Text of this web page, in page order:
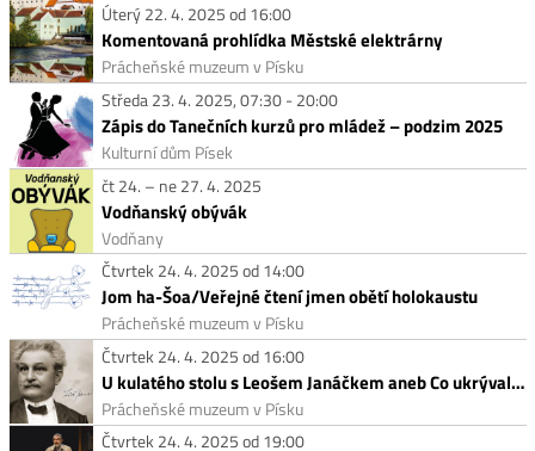
Úterý 22. 4. 2025 od 16:00
Komentovaná prohlídka Městské elektrárny
Prácheňské muzeum v Písku
Středa 23. 4. 2025, 07:30 - 20:00
Zápis do Tanečních kurzů pro mládež – podzim 2025
Kulturní dům Písek
čt 24. – ne 27. 4. 2025
Vodňanský obývák
Vodňany
Čtvrtek 24. 4. 2025 od 14:00
Jom ha-Šoa/Veřejné čtení jmen obětí holokaustu
Prácheňské muzeum v Písku
Čtvrtek 24. 4. 2025 od 16:00
U kulatého stolu s Leošem Janáčkem aneb Co ukrývala Mistrova tajemná truhla?
Prácheňské muzeum v Písku
Čtvrtek 24. 4. 2025 od 19:00